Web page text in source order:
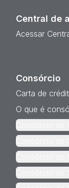
Central de
Acessar
Consórcio
Carta de
O que é